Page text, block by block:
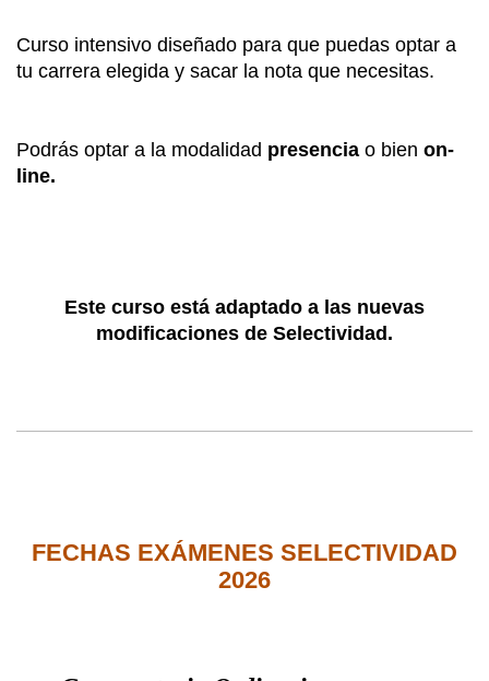
Curso intensivo diseñado para que puedas optar a
tu carrera elegida y sacar la nota que necesitas.
Podrás optar a la modalidad presencia o bien on-
line.
Este curso está adaptado a las nuevas
modificaciones de Selectividad.
FECHAS EXÁMENES SELECTIVIDAD
2026